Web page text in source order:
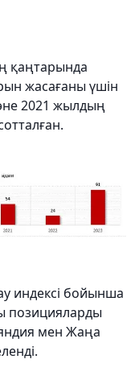
қаңтарында
жасағаны үшін
2021 жылдың
индексі бойынша
позицияларды
мен Жаңа